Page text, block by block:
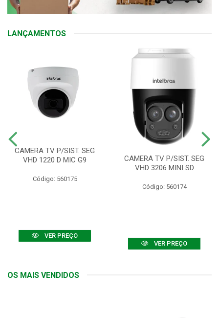
LANÇAMENTOS
CAMERA TV P/SIST. SEG
VHD 1220 D MIC G9
Código: 560175
VER PREÇO
CAMERA TV P/SIST. SEG
VHD 3206 MINI SD
Código: 560174
VER PREÇO
OS MAIS VENDIDOS